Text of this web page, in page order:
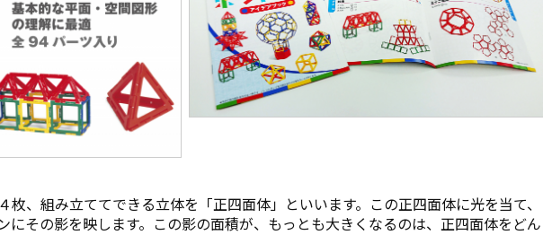
、組み立ててできる立体を「正四面体」といいます。この正四面体に光を当て、
にその影を映します。この影の面積が、もっとも大きくなるのは、正四面体をどん